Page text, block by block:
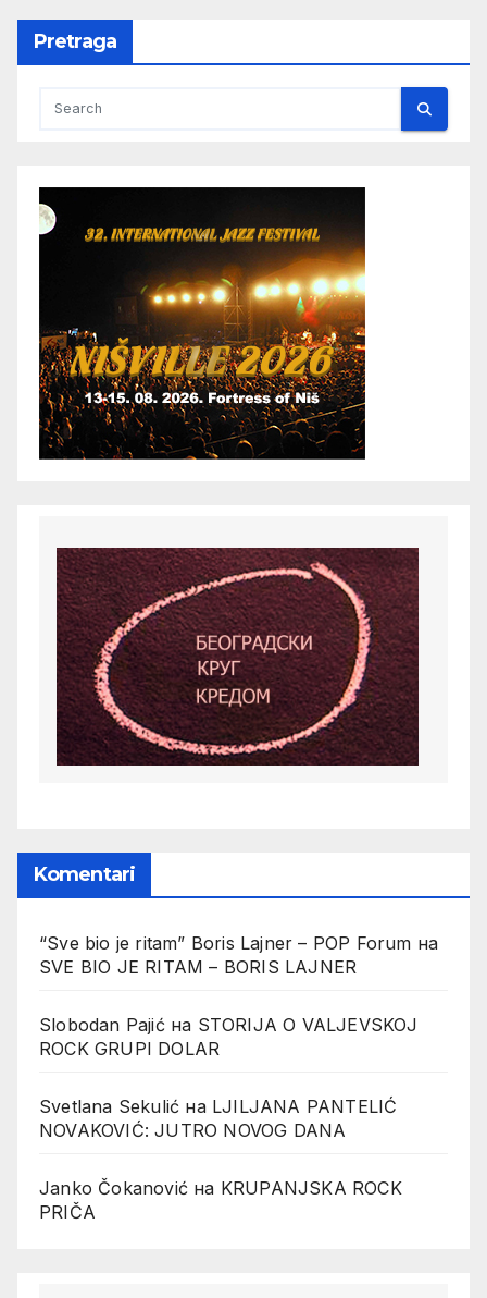
Pretraga
Komentari
“Sve bio je ritam” Boris Lajner – POP Forum на
SVE BIO JE RITAM – BORIS LAJNER
Slobodan Pajićна STORIJA O VALJEVSKOJ
ROCK GRUPI DOLAR
Svetlana Sekulić на LJILJANA PANTELIĆ
NOVAKOVIĆ: JUTRO NOVOG DANA
Janko Čokanović на KRUPANJSKA ROCK
PRIČA